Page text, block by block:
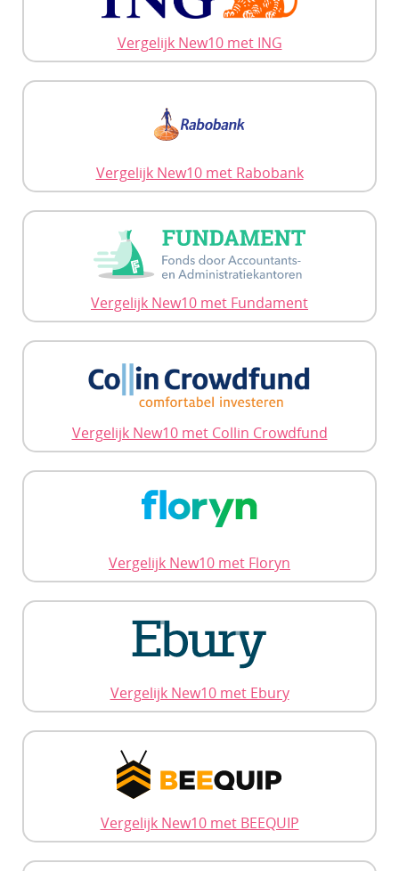
Vergelijk New10 met ING
Vergelijk New10 met Rabobank
Vergelijk New10 met Fundament
Vergelijk New10 met Collin Crowdfund
Vergelijk New10 met Floryn
Vergelijk New10 met Ebury
Vergelijk New10 met BEEQUIP